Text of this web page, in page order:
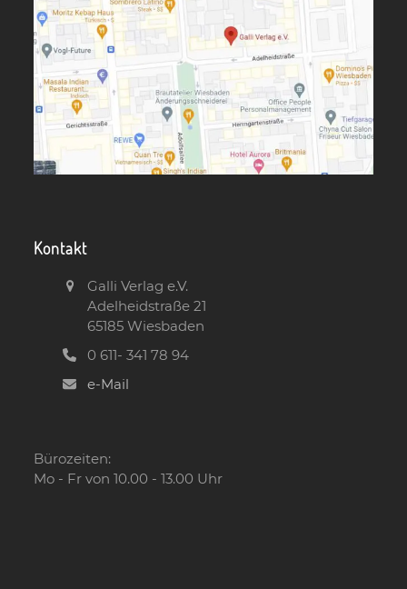
Kontakt
Galli Verlag e.V.
Adelheidstraße 21
65185 Wiesbaden
0 611- 341 78 94
e-Mail
Bürozeiten:
Mo - Fr von 10.00 - 13.00 Uhr